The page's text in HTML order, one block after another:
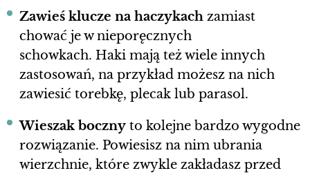
Zawieś klucze na haczykach zamiast
chować je w nieporęcznych
schowkach. Haki mają też wiele innych
zastosowań, na przykład możesz na nich
zawiesić torebkę, plecak lub parasol.
Wieszak boczny to kolejne bardzo wygodne
rozwiązanie. Powiesisz na nim ubrania
wierzchnie, które zwykle zakładasz przed